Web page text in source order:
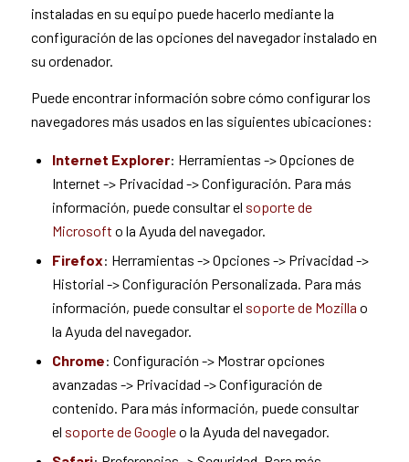
instaladas en su equipo puede hacerlo mediante la
configuración de las opciones del navegador instalado en
su ordenador.
Puede encontrar información sobre cómo configurar los
navegadores más usados en las siguientes ubicaciones:
Internet Explorer: Herramientas -> Opciones de
Internet -> Privacidad -> Configuración. Para más
información, puede consultar el soporte de
Microsoft o la Ayuda del navegador.
Firefox: Herramientas -> Opciones -> Privacidad ->
Historial -> Configuración Personalizada. Para más
información, puede consultar el soporte de Mozilla o
la Ayuda del navegador.
Chrome: Configuración -> Mostrar opciones
avanzadas -> Privacidad -> Configuración de
contenido. Para más información, puede consultar
el soporte de Googleo la Ayuda del navegador.